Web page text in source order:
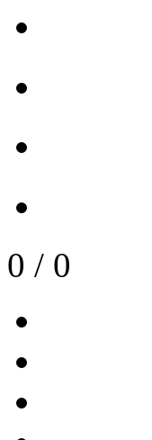
0 / 0